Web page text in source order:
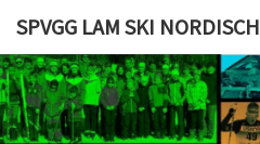
content
SPVGG LAM SKI NORDISCH